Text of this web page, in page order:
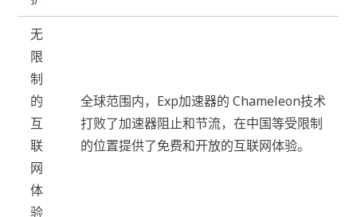
无
限
制
的
互
联
网
体
验
全球范围内，Exp加速器的 Chameleon技术
打败了加速器阻止和节流，在中国等受限制
的位置提供了免费和开放的互联网体验。